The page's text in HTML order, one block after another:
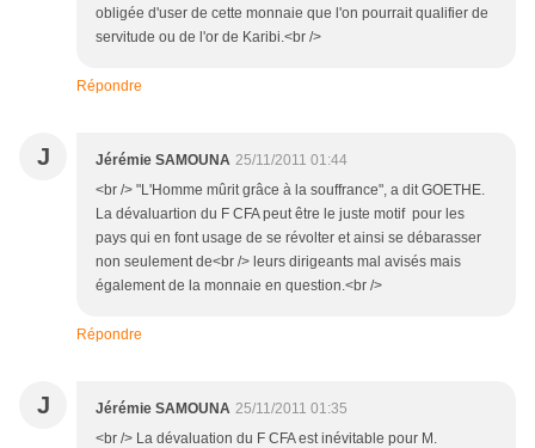
obligée d'user de cette monnaie que l'on pourrait qualifier de
servitude ou de l'or de Karibi.<br />
Répondre
J Jérémie SAMOUNA 25/11/2011 01:44
<br /> "L'Homme mûrit grâce à la souffrance", a dit GOETHE.
La dévaluartion du F CFA peut être le juste motif pour les
pays qui en font usage de se révolter et ainsi se débarasser
non seulement de<br /> leurs dirigeants mal avisés mais
également de la monnaie en question.<br />
Répondre
J Jérémie SAMOUNA 25/11/2011 01:35
<br /> La dévaluation du F CFA est inévitable pour M.